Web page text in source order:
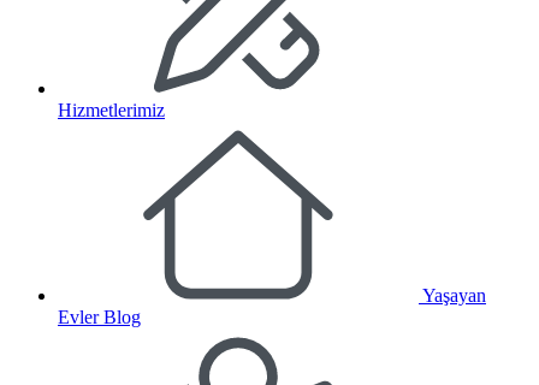
Hizmetlerimiz
Yaşayan
Evler Blog